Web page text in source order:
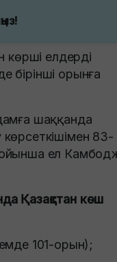
көрші елдерді
бірінші орынға
шаққанда
83-
ел
Қазақстан көш
101-орын);